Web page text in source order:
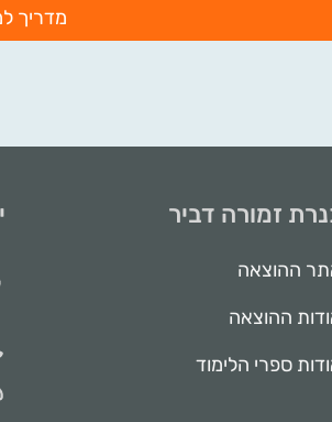
מדריך
זמורה דביר
ההוצאה
ההוצאה
ספרי הלימוד